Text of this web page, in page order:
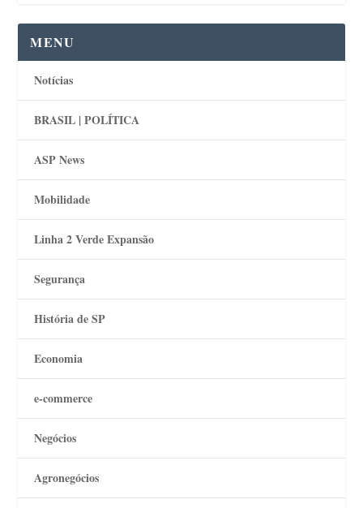
MENU
Notícias
BRASIL | POLÍTICA
ASP News
Mobilidade
Linha 2 Verde Expansão
Segurança
História de SP
Economia
e-commerce
Negócios
Agronegócios